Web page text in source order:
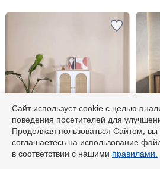
-55% по коду 5525
SO'HOME
Буфет, Bohem / Богем
Сайт использует cookie с целью
поведения посетителей для
Продолжая пользоваться Сайтом, вы
соглашаетесь на использование
в соответствии с нашими правилами.